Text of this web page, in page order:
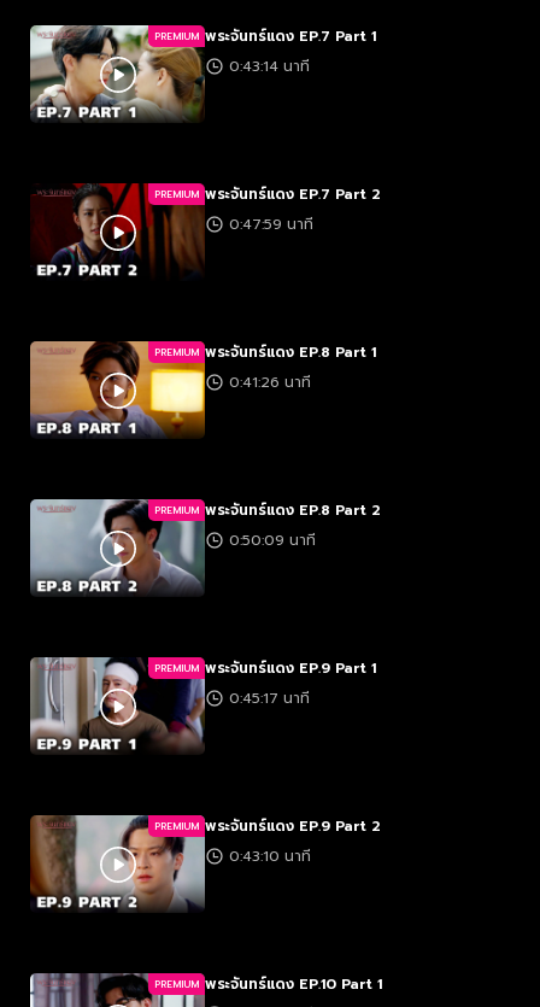
PREMIUM พระจันทร์แดง EP.7 Part 1
0:43:14 นาที
PREMIUM พระจันทร์แดง EP.7 Part 2
0:47:59 นาที
PREMIUM พระจันทร์แดง EP.8 Part 1
0:41:26 นาที
PREMIUM พระจันทร์แดง EP.8 Part 2
0:50:09 นาที
PREMIUM พระจันทร์แดง EP.9 Part 1
0:45:17 นาที
PREMIUM พระจันทร์แดง EP.9 Part 2
0:43:10 นาที
PREMIUM พระจันทร์แดง EP.10 Part 1